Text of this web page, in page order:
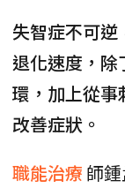
失智症不可
退化速度，除
環，加上從事
改善症狀。
職能治療 師